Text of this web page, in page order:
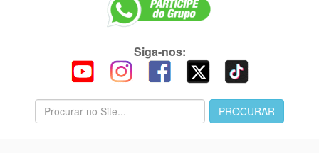
Siga-nos: